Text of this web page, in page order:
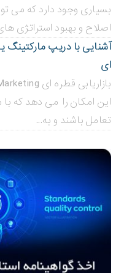
بسیاری وجود دارد که می
اصلاح و بهبود استراتژی
آشنایی با دریپ مارکتینگ
ای
این امکان را می دهد که
تعامل باشند و به...